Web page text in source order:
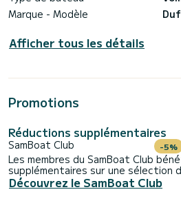
Marque - Modèle
Afficher tous les détails
Promotions
Réductions supplémentaires
SamBoat Club -5%
Les membres du SamBoat Club
supplémentaires sur une sélection
Découvrez le SamBoat Club